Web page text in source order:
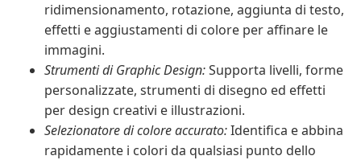
ridimensionamento, rotazione, aggiunta di testo,
effetti e aggiustamenti di colore per affinare le
immagini.
Strumenti di Graphic Design:Supporta livelli, forme
personalizzate, strumenti di disegno ed effetti
per design creativi e illustrazioni.
Selezionatore di colore accurato:Identifica e abbina
rapidamente i colori da qualsiasi punto dello